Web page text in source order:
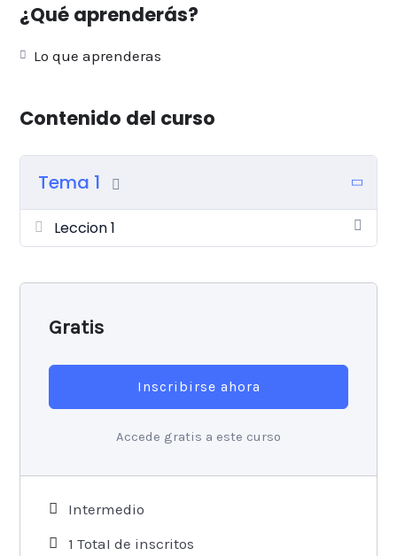
¿Qué aprenderás?
Lo que aprenderas
Contenido del curso
Tema 1
Leccion 1
Gratis
Inscribirse ahora
Accede gratis a este curso
Intermedio
1 TotaI de inscritos